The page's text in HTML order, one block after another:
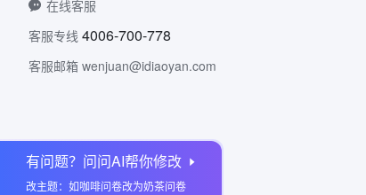
有问题？问问AI帮你修改
改主题：如咖啡问卷改为奶茶问卷
在线客服
客服专线 4006-700-778
客服邮箱 wenjuan@idiaoyan.com
问卷网公众号